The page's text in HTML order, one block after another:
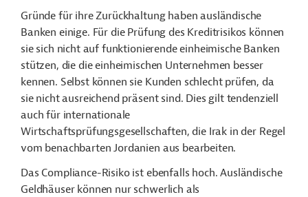
Gründe für ihre Zurückhaltung haben ausländische
Banken einige. Für die Prüfung des Kreditrisikos können
sie sich nicht auf funktionierende einheimische Banken
stützen, die die einheimischen Unternehmen besser
kennen. Selbst können sie Kunden schlecht prüfen, da
sie nicht ausreichend präsent sind. Dies gilt tendenziell
auch für internationale
Wirtschaftsprüfungsgesellschaften, die Irak in der Regel
vom benachbarten Jordanien aus bearbeiten.
Das Compliance-Risiko ist ebenfalls hoch. Ausländische
Geldhäuser können nur schwerlich als